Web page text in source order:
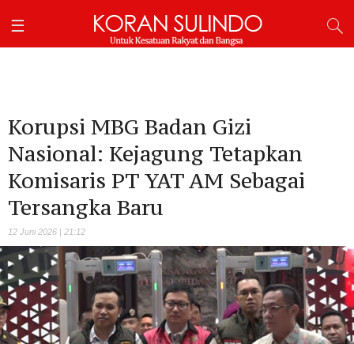
Korupsi MBG Badan Gizi
Nasional: Kejagung Tetapkan
Komisaris PT YAT AM Sebagai
Tersangka Baru
12 Juni 2026 | 21:12